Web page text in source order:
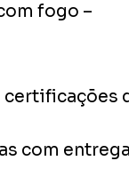
fogo –
certificações
com